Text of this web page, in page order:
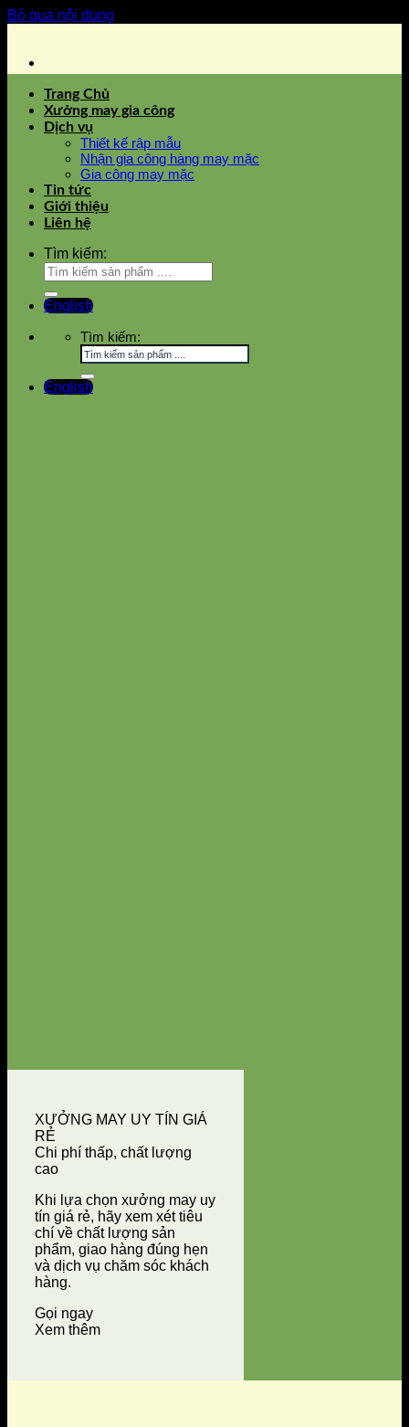
Bỏ qua nội dung
Trang Chủ
Xưởng may gia công
Dịch vụ
Thiết kế rập mẫu
Nhận gia công hàng may mặc
Gia công may mặc
Tin tức
Giới thiệu
Liên hệ
Tìm kiếm:
English
Tìm kiếm:
English
XƯỞNG MAY UY TÍN GIÁ
RẺ
Chi phí thấp, chất lượng
cao
Khi lựa chọn xưởng may uy
tín giá rẻ, hãy xem xét tiêu
chí về chất lượng sản
phẩm, giao hàng đúng hẹn
và dịch vụ chăm sóc khách
hàng.
Gọi ngay
Xem thêm